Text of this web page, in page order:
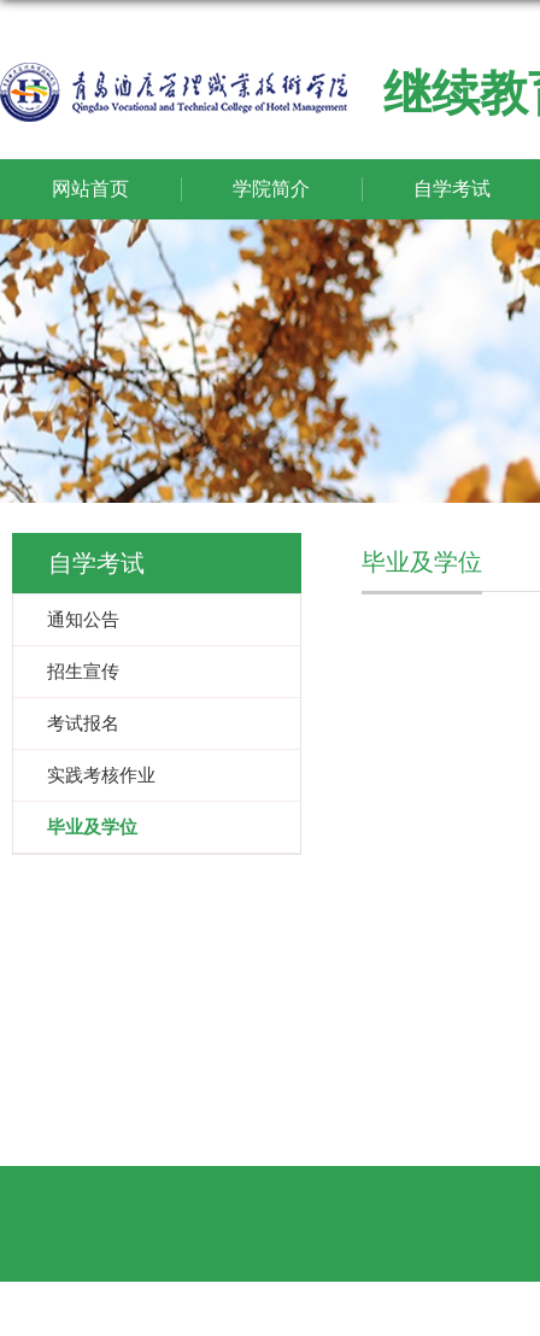
继续
网站首页 学院简介 自学考试
自学考试
通知公告
招生宣传
考试报名
实践考核作业
毕业及学位
毕业及学位